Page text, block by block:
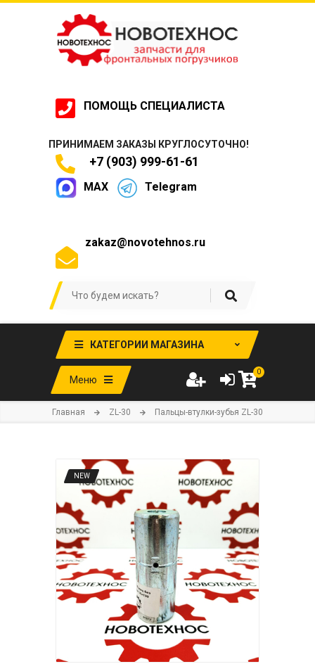
ПОМОЩЬ СПЕЦИАЛИСТА
ПРИНИМАЕМ ЗАКАЗЫ КРУГЛОСУТОЧНО!
+7 (903) 999-61-61
MAX Telegram
zakaz@novotehnos.ru
КАТЕГОРИИ МАГАЗИНА
Меню
0
Главная ZL-30 Пальцы-втулки-зубья ZL-30
NEW